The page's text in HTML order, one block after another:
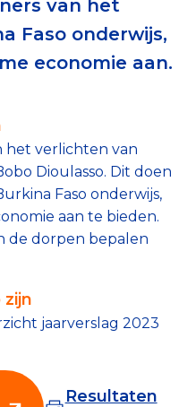
van een goed doel
Checklist
goede doelen
van het
Faso onderwijs,
economie aan.
het verlichten van
Dioulasso. Dit doen
Faso onderwijs,
aan te bieden.
de dorpen bepalen
jaarverslag 2023
Resultaten